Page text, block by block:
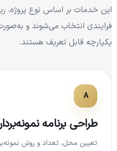
این خدمات بر اساس نوع پروژه،
فرایندی انتخاب می‌شوند و
یکپارچه قابل تعریف هستند.
A
طراحی برنامه
تعیین محل، تعداد و روش